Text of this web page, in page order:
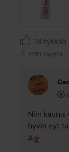
18 tykkää
5793 näyttöä
Niin kaunis
hyvin nyt